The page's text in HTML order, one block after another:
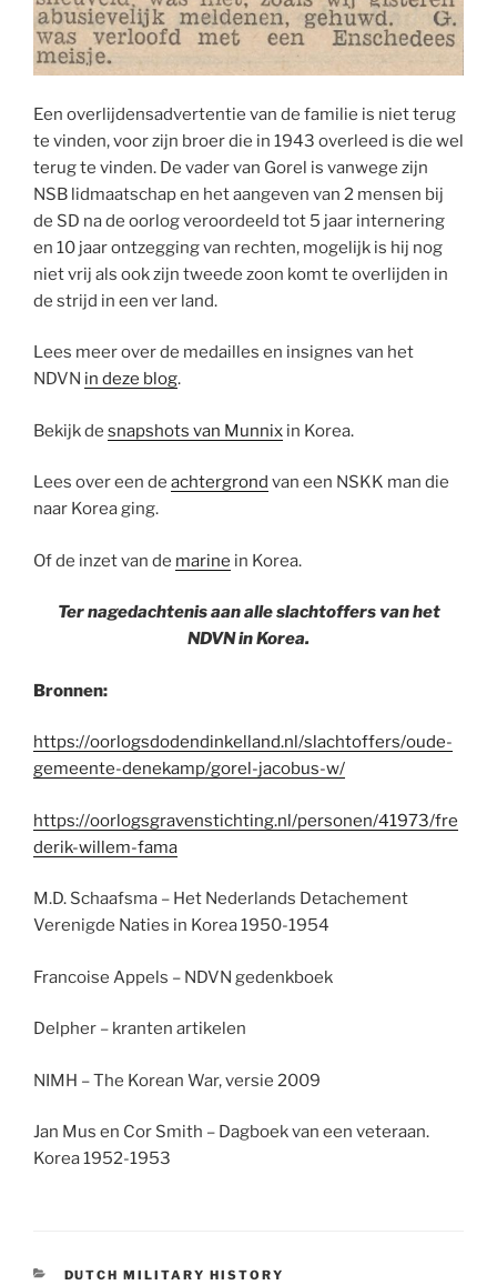
Een overlijdensadvertentie van de familie is niet terug
te vinden, voor zijn broer die in 1943 overleed is die wel
terug te vinden. De vader van Gorel is vanwege zijn
NSB lidmaatschap en het aangeven van 2 mensen bij
de SD na de oorlog veroordeeld tot 5 jaar internering
en 10 jaar ontzegging van rechten, mogelijk is hij nog
niet vrij als ook zijn tweede zoon komt te overlijden in
de strijd in een ver land.
Lees meer over de medailles en insignes van het
NDVN in deze blog.
Bekijk de snapshots van Munnix in Korea.
Lees over een de achtergrond van een NSKK man die
naar Korea ging.
Of de inzet van de marine in Korea.
Ter nagedachtenis aan alle slachtoffers van het
NDVN in Korea.
Bronnen:
https://oorlogsdodendinkelland.nl/slachtoffers/oude-
gemeente-denekamp/gorel-jacobus-w/
https://oorlogsgravenstichting.nl/personen/41973/fre
derik-willem-fama
M.D. Schaafsma – Het Nederlands Detachement
Verenigde Naties in Korea 1950-1954
Francoise Appels – NDVN gedenkboek
Delpher – kranten artikelen
NIMH – The Korean War, versie 2009
Jan Mus en Cor Smith – Dagboek van een veteraan.
Korea 1952-1953
CATEGORIES
DUTCH MILITARY HISTORY